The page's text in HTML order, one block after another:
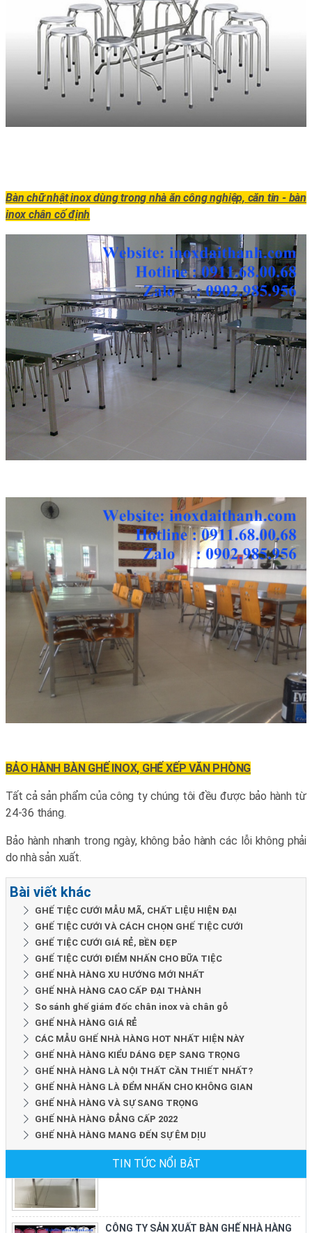
Bàn chữ nhật inox dùng trong nhà ăn công nghiệp, căn tin - bàn
inox chân cố định
BẢO HÀNH BÀN GHẾ INOX, GHẾ XẾP VĂN PHÒNG
Tất cả sản phẩm của công ty chúng tôi đều được bảo hành từ
24-36 tháng.
Bảo hành nhanh trong ngày, không bảo hành các lỗi không phải
do nhà sản xuất.
Bài viết khác
GHẾ TIỆC CƯỚI MẪU MÃ, CHẤT LIỆU HIỆN ĐẠI
GHẾ TIỆC CƯỚI VÀ CÁCH CHỌN GHẾ TIỆC CƯỚI
GHẾ TIỆC CƯỚI GIÁ RẺ, BỀN ĐẸP
GHẾ TIỆC CƯỚI ĐIỂM NHẤN CHO BỮA TIỆC
GHẾ NHÀ HÀNG XU HƯỚNG MỚI NHẤT
GHẾ NHÀ HÀNG CAO CẤP ĐẠI THÀNH
So sánh ghế giám đốc chân inox và chân gỗ
GHẾ NHÀ HÀNG GIÁ RẺ
CÁC MẪU GHẾ NHÀ HÀNG HOT NHẤT HIỆN NÀY
GHẾ NHÀ HÀNG KIỂU DÁNG ĐẸP SANG TRỌNG
GHẾ NHÀ HÀNG LÀ NỘI THẤT CẦN THIẾT NHẤT?
GHẾ NHÀ HÀNG LÀ ĐỂM NHẤN CHO KHÔNG GIAN
GHẾ NHÀ HÀNG VÀ SỰ SANG TRỌNG
GHẾ NHÀ HÀNG ĐẲNG CẤP 2022
GHẾ NHÀ HÀNG MANG ĐẾN SỰ ÊM DỊU
TIN TỨC NỔI BẬT
CÔNG TY SẢN XUẤT GHẾ NHÀ HÀNG
Công Ty Đại Thành chuyên sản xuất ghế nhà
hàng tiệc cưới tại tphcm và toàn quốc. Nhằm
đáp ứng nhu cầu sử...
CHO NHÀ HÀNG TIỆC CƯỚI